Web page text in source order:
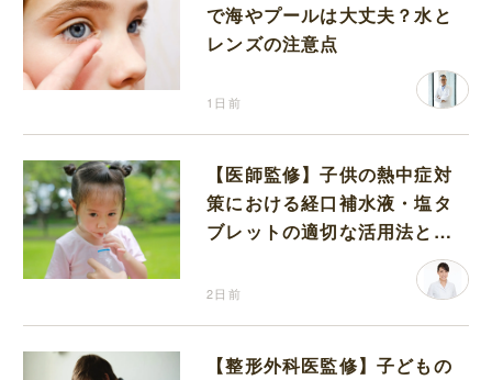
で海やプールは大丈夫？水と
レンズの注意点
1日前
【医師監修】子供の熱中症対
策における経口補水液・塩タ
ブレットの適切な活用法と水
2日前
【整形外科医監修】子どもの